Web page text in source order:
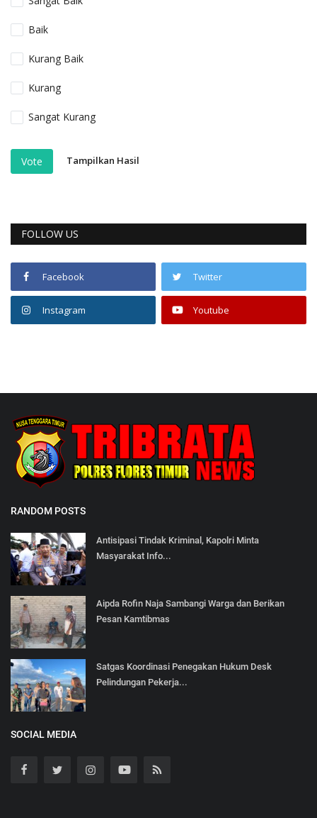
Baik
Kurang Baik
Kurang
Sangat Kurang
Vote Tampilkan Hasil
FOLLOW US
Facebook Twitter
Instagram Youtube
RANDOM POSTS
Antisipasi Tindak Kriminal, Kapolri Minta
Masyarakat Info...
Aipda Rofin Naja Sambangi Warga dan Berikan
Pesan Kamtibmas
Satgas Koordinasi Penegakan Hukum Desk
Pelindungan Pekerja...
SOCIAL MEDIA